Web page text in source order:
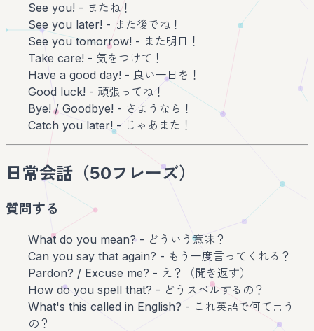
See you! - またね！
See you later! - また後でね！
See you tomorrow! - また明日！
Take care! - 気をつけて！
Have a good day! - 良い一日を！
Good luck! - 頑張ってね！
Bye! / Goodbye! - さようなら！
Catch you later! - じゃあまた！
日常会話（50フレーズ）
質問する
What do you mean? - どういう意味？
Can you say that again? - もう一度言ってくれる？
Pardon? / Excuse me? - え？（聞き返す）
How do you spell that? - どうスペルするの？
What's this called in English? - これ英語で何て言う
の？